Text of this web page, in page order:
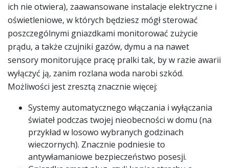
ich nie otwiera), zaawansowane instalacje elektryczne i
oświetleniowe, w których będziesz mógł sterować
poszczególnymi gniazdkami monitorować zużycie
prądu, a także czujniki gazów, dymu a na nawet
sensory monitorujące pracę pralki tak, by w razie awarii
wyłączyć ją, zanim rozlana woda narobi szkód.
Możliwości jest zresztą znacznie więcej:
Systemy automatycznego włączania i wyłączania
świateł podczas twojej nieobecności w domu (na
przykład w losowo wybranych godzinach
wieczornych). Znacznie podniesie to
antywłamaniowe bezpieczeństwo posesji.